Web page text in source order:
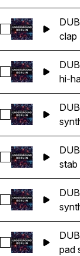
Sélectionnez
clap
Sélectionnez
hi-
Sélectionnez
Sélectionnez stab
Sélectionnez
Sélectionnez
pad